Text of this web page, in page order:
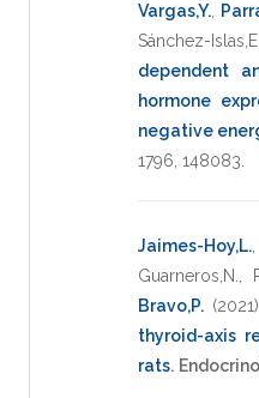
Vargas,Y.
Sánchez-Islas,E.
dependent
hormone
negative
1796 148083
Jaimes-Hoy,L.
Guarneros,N.
Bravo,P. (2021)
thyroid-axis
rats.